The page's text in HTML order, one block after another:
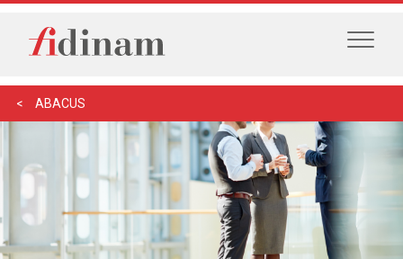
ABACUS